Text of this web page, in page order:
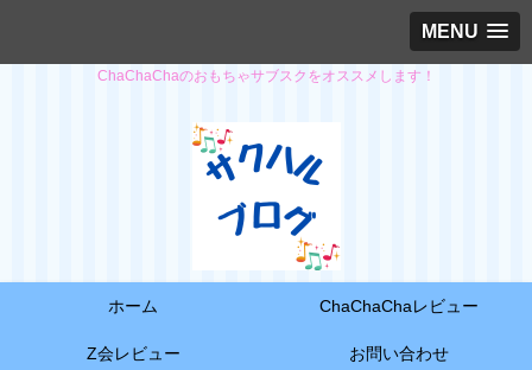
MENU
ChaChaChaのおもちゃサブスクをオススメします！
ホーム ChaChaChaレビュー
Z会レビュー お問い合わせ